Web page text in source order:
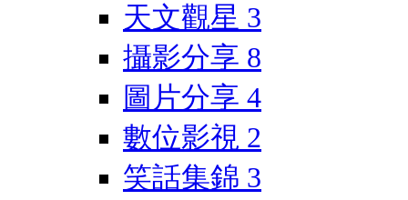
天文觀星 3
攝影分享 8
圖片分享 4
數位影視 2
笑話集錦 3